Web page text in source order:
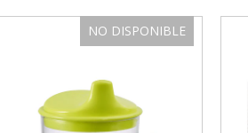
NO DISPONIBLE